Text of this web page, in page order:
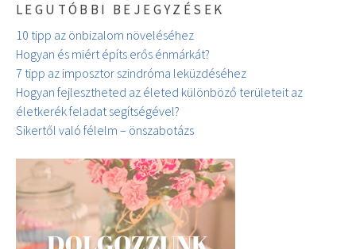
LEGUTÓBBI BEJEGYZÉSEK
10 tipp az önbizalom növeléséhez
Hogyan és miért építs erős énmárkát?
7 tipp az imposztor szindróma leküzdéséhez
Hogyan fejlesztheted az életed különböző területeit az
életkerék feladat segítségével?
Sikertől való félelm – önszabotázs